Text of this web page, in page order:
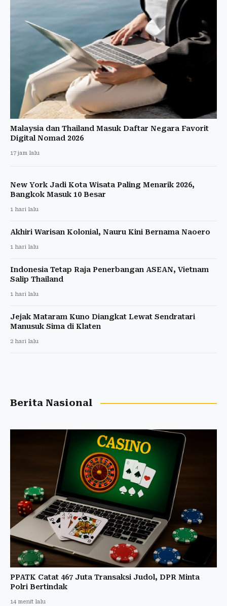
Malaysia dan Thailand Masuk Daftar Negara Favorit
Digital Nomad 2026
17 jam lalu
New York Jadi Kota Wisata Paling Menarik 2026,
Bangkok Masuk 10 Besar
1 hari lalu
Akhiri Warisan Kolonial, Nauru Kini Bernama Naoero
1 hari lalu
Indonesia Tetap Raja Penerbangan ASEAN, Vietnam
Salip Thailand
1 hari lalu
Jejak Mataram Kuno Diangkat Lewat Sendratari
Manusuk Sima di Klaten
2 hari lalu
Berita Nasional
PPATK Catat 467 Juta Transaksi Judol, DPR Minta
Polri Bertindak
14 menit lalu